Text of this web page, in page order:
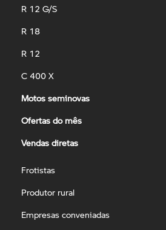
R 12 G/S
R 18
R 12
C 400 X
Motos seminovas
Ofertas do mês
Vendas diretas
Frotistas
Produtor rural
Empresas conveniadas